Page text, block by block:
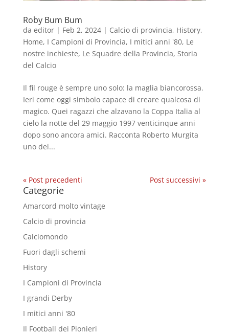
Roby Bum Bum
da editor| Feb 2, 2024| Calcio di provincia, History,
Home, I Campioni di Provincia, I mitici anni '80, Le
nostre inchieste, Le Squadre della Provincia, Storia
del Calcio
Il fil rouge è sempre uno solo: la maglia biancorossa.
Ieri come oggi simbolo capace di creare qualcosa di
magico. Quei ragazzi che alzavano la Coppa Italia al
cielo la notte del 29 maggio 1997 venticinque anni
dopo sono ancora amici. Racconta Roberto Murgita
uno dei...
« Post precedenti Post successivi »
Categorie
Amarcord molto vintage
Calcio di provincia
Calciomondo
Fuori dagli schemi
History
I Campioni di Provincia
I grandi Derby
I mitici anni '80
Il Football dei Pionieri